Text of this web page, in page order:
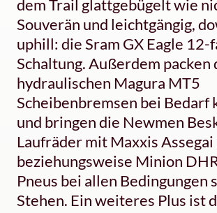
dem Trail glattgebügelt wie
Souverän und leichtgängig,
uphill: die Sram GX Eagle 12-
Schaltung. Außerdem packen
hydraulischen Magura MT5
Scheibenbremsen bei Bedarf
und bringen die Newmen
Laufräder mit Maxxis
beziehungsweise Minion
Pneus bei allen Bedingungen
Stehen. Ein weiteres Plus ist